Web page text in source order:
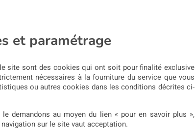
et paramétrage
site sont des cookies qui ont soit pour finalité exclusive
nécessaires à la fourniture du service que vous
ou autres cookies dans les conditions décrites ci-
demandons au moyen du lien « pour en savoir plus »,
sur le site vaut acceptation.